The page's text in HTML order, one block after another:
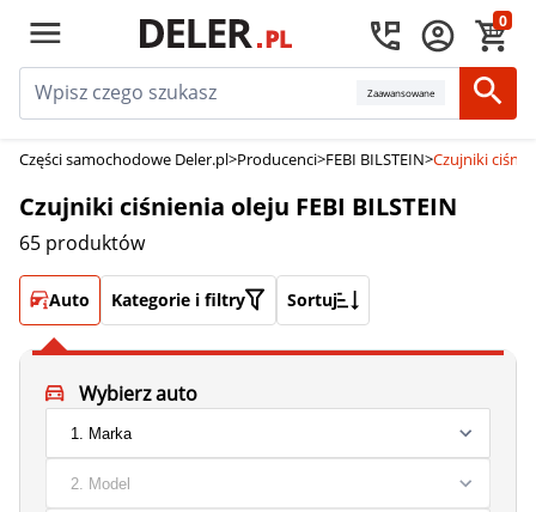
0
Zaawansowane
Części samochodowe Deler.pl>Producenci>FEBI BILSTEIN>Czujniki
Czujniki ciśnienia oleju FEBI BILSTEIN
65 produktów
Auto Kategorie i filtry Sortuj
Wybierz auto